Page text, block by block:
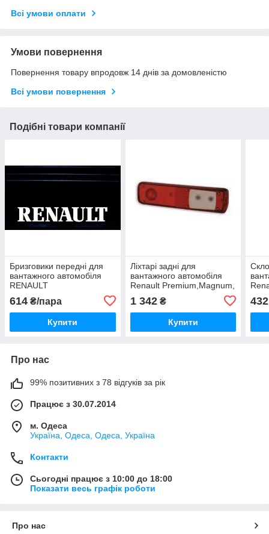
Всі умови оплати
Умови повернення
Повернення товару впродовж 14 днів за домовленістю
Всі умови повернення
Подібні товари компанії
Бризговики передні для
вантажного автомобіля
RENAULT
614 ₴/пара
Купити
Ліхтарі задні для
вантажного автомобіля
Renault Premium,Magnum,
1 342₴
Купити
432
Про нас
99% позитивних з 78 відгуків за рік
Працює з 30.07.2014
м. Одеса
Україна, Одеса, Одеса, Україна
Контакти
Сьогодні працює з 10:00 до 18:00
Показати весь графік роботи
Про нас